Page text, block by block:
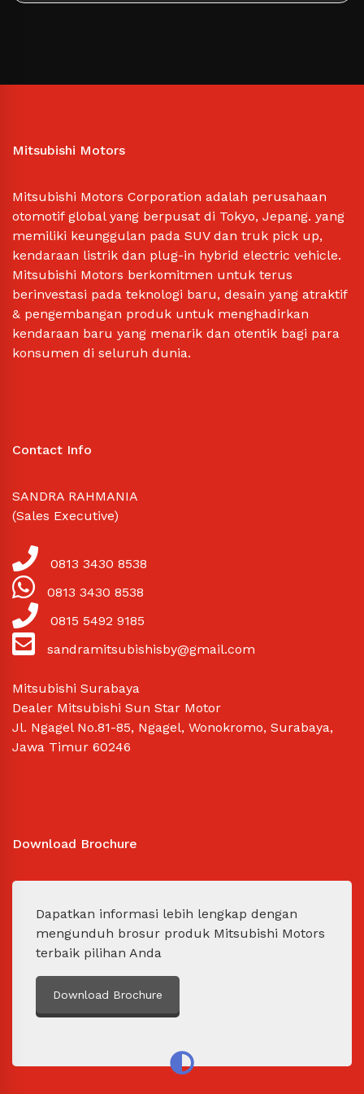
Mitsubishi Motors
Mitsubishi Motors Corporation adalah perusahaan
otomotif global yang berpusat di Tokyo, Jepang. yang
memiliki keunggulan pada SUV dan truk pick up,
kendaraan listrik dan plug-in hybrid electric vehicle.
Mitsubishi Motors berkomitmen untuk terus
berinvestasi pada teknologi baru, desain yang atraktif
& pengembangan produk untuk menghadirkan
kendaraan baru yang menarik dan otentik bagi para
konsumen di seluruh dunia.
Contact Info
SANDRA RAHMANIA
(Sales Executive)
0813 3430 8538
0813 3430 8538
0815 5492 9185
sandramitsubishisby@gmail.com
Mitsubishi Surabaya
Dealer Mitsubishi Sun Star Motor
Jl. Ngagel No.81-85, Ngagel, Wonokromo, Surabaya,
Jawa Timur 60246
Download Brochure
Dapatkan informasi lebih lengkap dengan
mengunduh brosur produk Mitsubishi Motors
terbaik pilihan Anda
Download Brochure